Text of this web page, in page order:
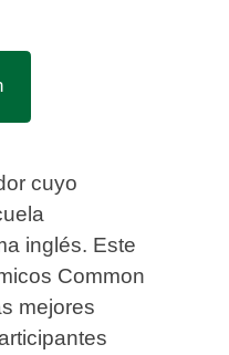
cuyo
inglés. Este
Common
mejores